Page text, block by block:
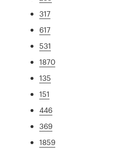
317
617
531
1870
135
151
446
369
1859